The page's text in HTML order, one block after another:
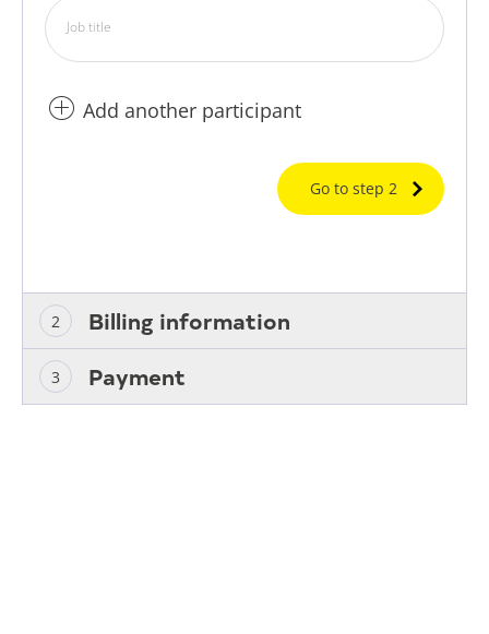
Job title
Add another participant
Go to step 2
Billing information
Payment